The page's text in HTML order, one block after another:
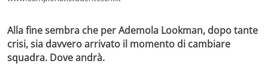
Alla fine sembra che per Ademola Lookman, dopo tante
crisi, sia davvero arrivato il momento di cambiare
squadra. Dove andrà.